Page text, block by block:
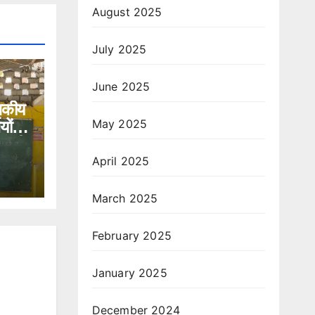
की
August 2025
July 2025
June 2025
May 2025
April 2025
March 2025
February 2025
January 2025
December 2024